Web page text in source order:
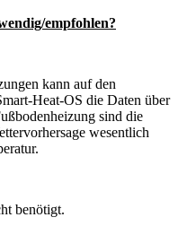
empfohlen?
kann auf den
Heat-OS die Daten über
sind die
wesentlich
benötigt.